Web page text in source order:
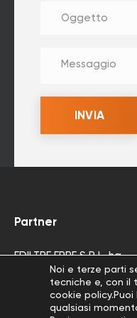
Partner
EDILTRE ERRE S.R.L. ha
Noi e terze parti
tecniche e, con il
cookie
qualsiasi